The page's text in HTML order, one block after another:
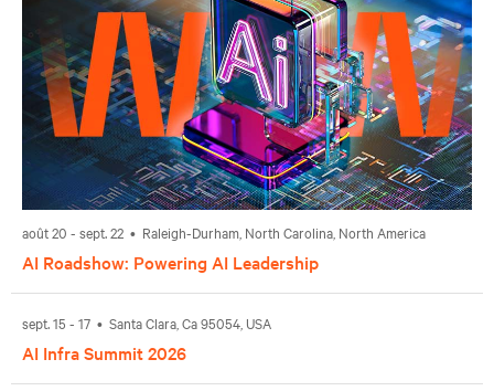
août 20 - sept. 22 • Raleigh-Durham, North Carolina, North America
AI Roadshow: Powering AI Leadership
sept. 15 - 17 • Santa Clara, Ca 95054, USA
AI Infra Summit 2026